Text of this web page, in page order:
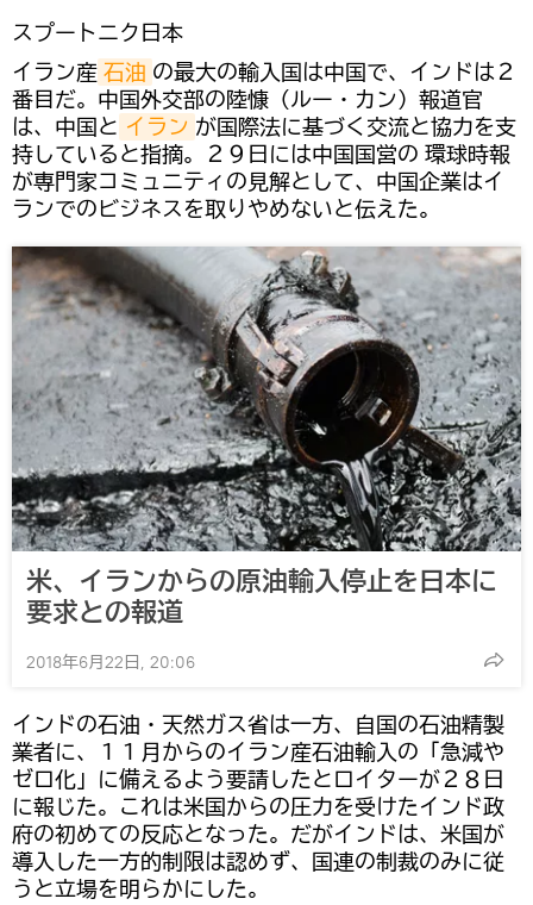
スプートニク日本
イラン産 石油 の最大の輸入国は中国で、インドは２
番目だ。中国外交部の陸慷（ルー・カン）報道官
は、中国と イラン が国際法に基づく交流と協力を支
持していると指摘。２９日には中国国営の 環球時報
が専門家コミュニティの見解として、中国企業はイ
ランでのビジネスを取りやめないと伝えた。
米、イランからの原油輸入停止を日本に
要求との報道
2018年6月22日, 20:06
インドの石油・天然ガス省は一方、自国の石油精製
業者に、１１月からのイラン産石油輸入の「急減や
ゼロ化」に備えるよう要請したとロイターが２８日
に報じた。これは米国からの圧力を受けたインド政
府の初めての反応となった。だがインドは、米国が
導入した一方的制限は認めず、国連の制裁のみに従
うと立場を明らかにした。